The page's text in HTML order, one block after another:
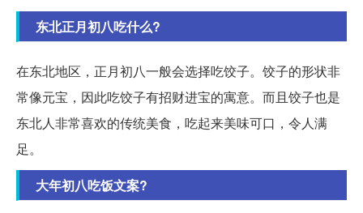
东北正月初八吃什么?
在东北地区，正月初八一般会选择吃饺子。饺子的形状非
常像元宝，因此吃饺子有招财进宝的寓意。而且饺子也是
东北人非常喜欢的传统美食，吃起来美味可口，令人满
足。
大年初八吃饭文案?